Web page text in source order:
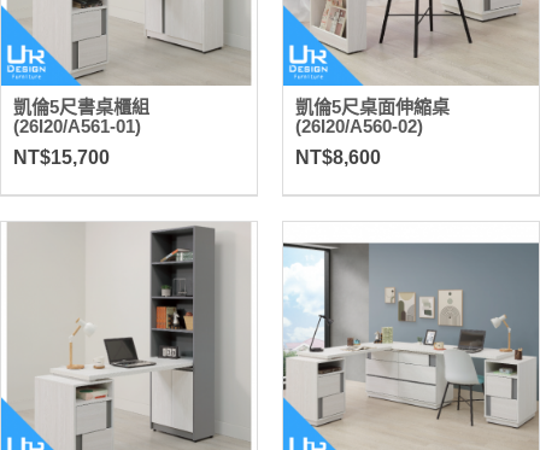
凱倫5尺書桌櫃組
(26I20/A561-01)
NT$15,700
凱倫5尺桌面伸縮桌
(26I20/A560-02)
NT$8,600